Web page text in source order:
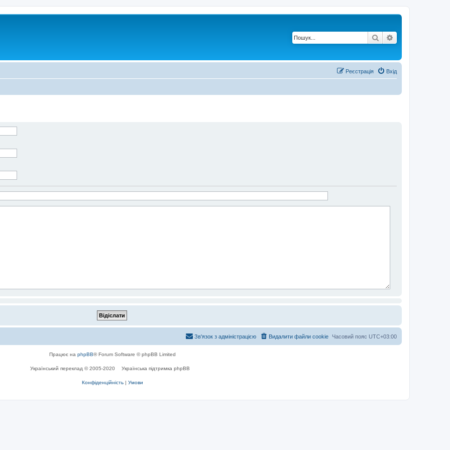
Пошук
Вхід
Реєстрація
Часовий пояс UTC+03:00
Видалити файли cookie
Зв'язок з адміністрацією
Працює на phpBB® Forum Software © phpBB Limited
Український переклад © 2005-2020 Українська підтримка phpBB
Конфіденційність | Умови